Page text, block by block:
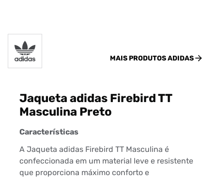
MAIS PRODUTOSADIDAS
Jaqueta adidas Firebird TT
Masculina Preto
Características
A Jaqueta adidas Firebird TT Masculina é
confeccionada em um material leve e resistente
que proporciona máximo conforto e